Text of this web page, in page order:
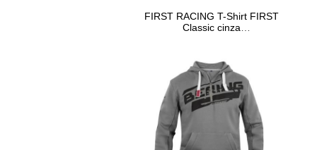
FIRST RACING T-Shirt FIRST
Classic cinza